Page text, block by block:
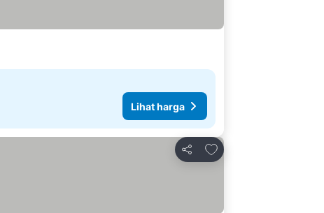
Lihat harga
Kongsi
Tambah ke favorit